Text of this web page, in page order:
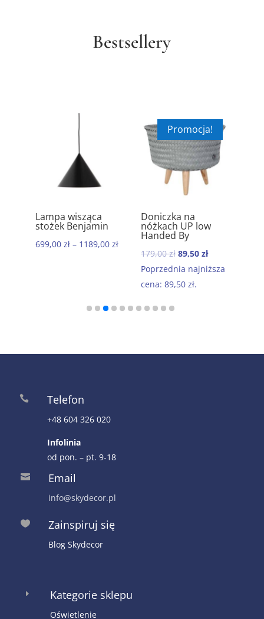
Bestsellery
5.00
Lampa wisząca
stożek Benjamin
699,00 zł– 1189,00 zł
Promocja!
5.00
Doniczka na
nóżkach UP low
Handed By
179,00zł Pierwotna
cena
wynosiła:
89,50 złAktualna
cena
Poprzednia najniższa
cena: 89,50 zł.
 Telefon
+48 604 326 020
Infolinia
od pon. – pt. 9-18
 Email
info@skydecor.pl
 Zainspiruj się
Blog Skydecor
E Kategorie sklepu
Oświetlenie